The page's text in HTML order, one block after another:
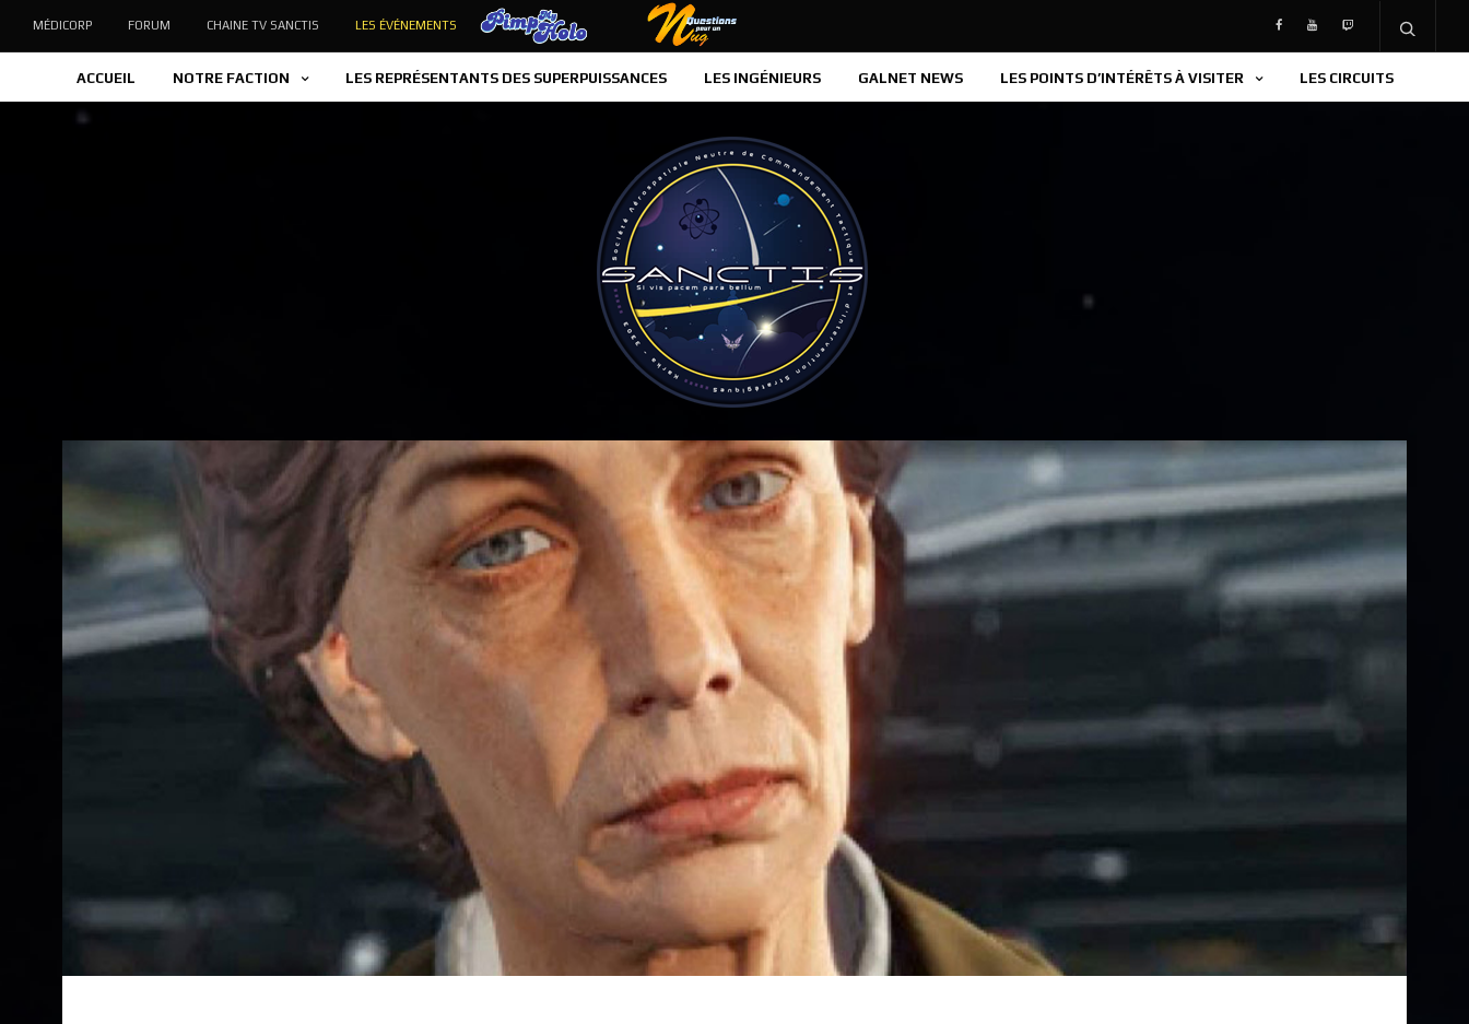
MÉDICORP FORUM CHAINE TV SANCTIS LES ÉVÉNEMENTS PIMP MY HOLO QUESTIONS POUR UN MUG
ACCUEIL NOTRE FACTION LES REPRÉSENTANTS DES SUPERPUISSANCES LES INGÉNIEURS GALNET NEWS LES POINTS D’INTÉRÊTS À VISITER LES CIRCUITS